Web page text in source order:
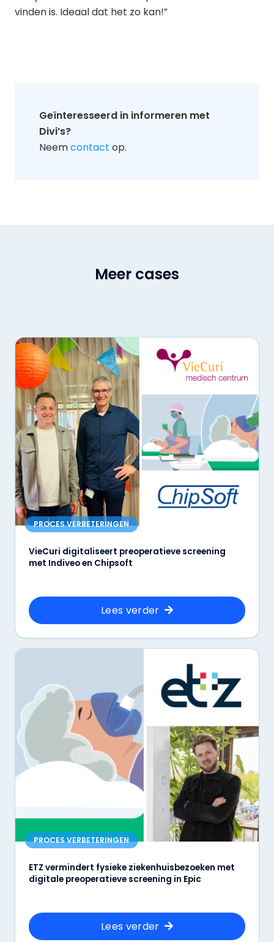
vinden is. Ideaal dat het zo kan!”
Geïnteresseerd in informeren met
Divi’s?
Neemcontact op.
Meer cases
PROCES VERBETERINGEN
VieCuri digitaliseert preoperatieve screening
met Indiveo en Chipsoft
Lees verder
PROCES VERBETERINGEN
ETZ vermindert fysieke ziekenhuisbezoeken met
digitale preoperatieve screening in Epic
Lees verder